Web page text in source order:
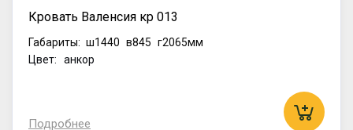
Кровать Валенсия кр 013
Габариты: ш1440 в845 г2065мм
Цвет: анкор
Подробнее